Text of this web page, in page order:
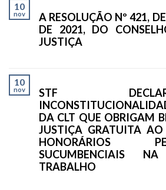
10
nov
A RESOLUÇÃO Nº 421,
DE 2021, DO
JUSTIÇA
10
nov
STF
DA CLT QUE OBRIGAM
JUSTIÇA GRATUITA
HONORÁRIOS
SUCUMBENCIAIS
TRABALHO